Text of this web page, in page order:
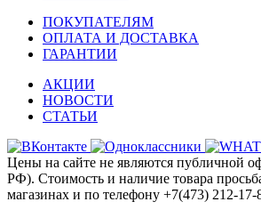
ПОКУПАТЕЛЯМ
ОПЛАТА И ДОСТАВКА
ГАРАНТИИ
АКЦИИ
НОВОСТИ
СТАТЬИ
Цены на сайте не являются публичной
РФ). Стоимость и наличие товара
магазинах и по телефону +7(473) 212-17-